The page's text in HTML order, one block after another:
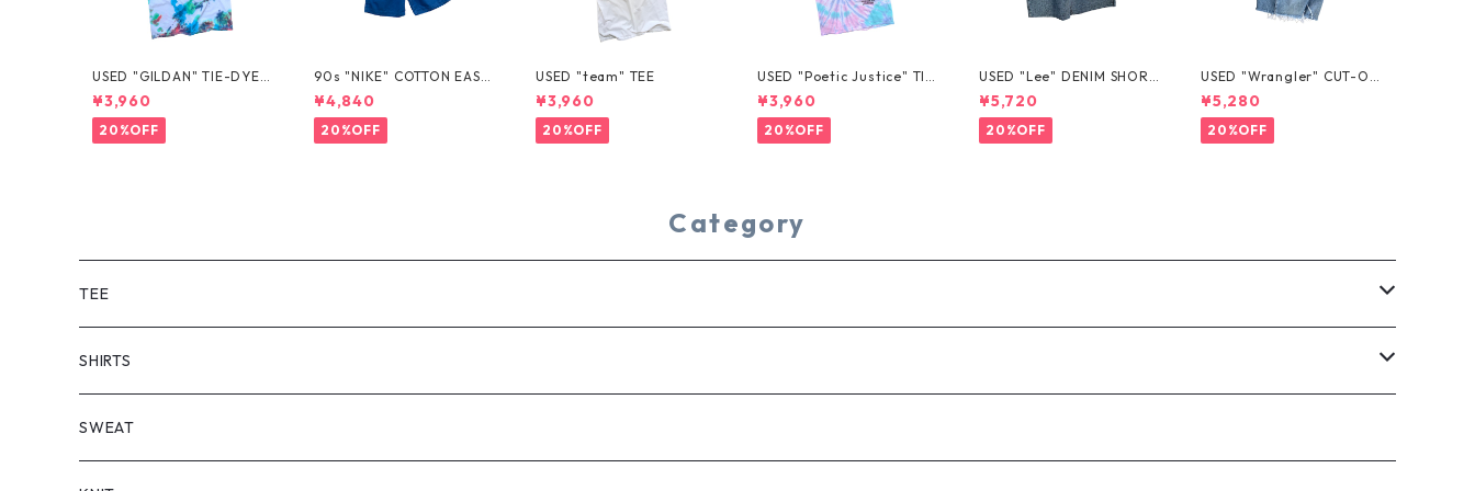
USED "GILDAN" TIE-DYE T
EE
¥3,960
20%OFF
90s "NIKE" COTTON EASY
SHORTS
¥4,840
20%OFF
USED "team" TEE
¥3,960
20%OFF
USED "Poetic Justice" TIE
-DYE TEE
¥3,960
20%OFF
USED "Lee" DENIM SHORT
S
¥5,720
20%OFF
USED "Wrangler" CUT-OF
F DENIM SHORTS
¥5,280
20%OFF
Category
TEE
SHORT SLEEVE
LONG SLEEVE
SHIRTS
SHORT SLEEVE
SWEAT